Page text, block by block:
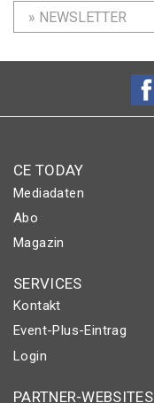
» NEWSLETTER
CE TODAY
Mediadaten
Abo
Magazin
SERVICES
Kontakt
Event-Plus-Eintrag
Login
PARTNER-WEBSITES